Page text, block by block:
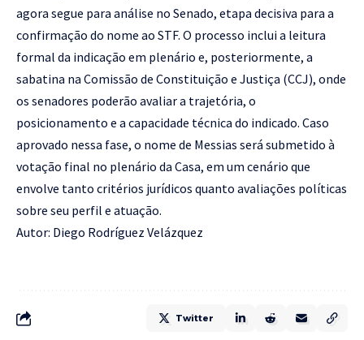
agora segue para análise no Senado, etapa decisiva para a
confirmação do nome ao STF. O processo inclui a leitura
formal da indicação em plenário e, posteriormente, a
sabatina na Comissão de Constituição e Justiça (CCJ), onde
os senadores poderão avaliar a trajetória, o
posicionamento e a capacidade técnica do indicado. Caso
aprovado nessa fase, o nome de Messias será submetido à
votação final no plenário da Casa, em um cenário que
envolve tanto critérios jurídicos quanto avaliações políticas
sobre seu perfil e atuação.
Autor: Diego Rodríguez Velázquez
Twitter